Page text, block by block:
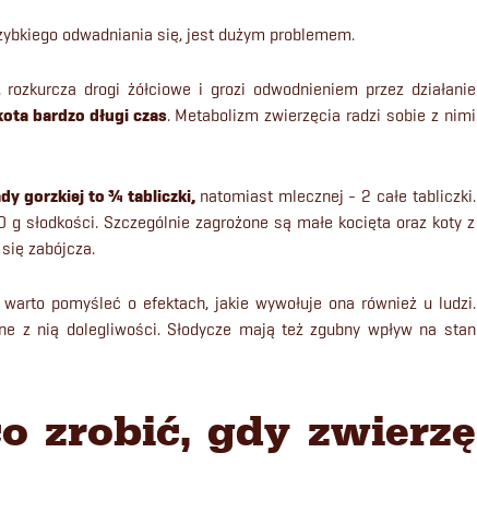
odwadniania się, jest dużym problemem.
drogi żółciowe i grozi odwodnieniem przez działanie
bardzo długi czas. Metabolizm zwierzęcia radzi sobie z nimi
gorzkiej to ¾ tabliczki, natomiast mlecznej - 2 całe tabliczki.
słodkości. Szczególnie zagrożone są małe kocięta oraz koty z
zabójcza.
warto pomyśleć o efektach, jakie wywołuje ona również u ludzi.
z nią dolegliwości. Słodycze mają też zgubny wpływ na stan
zrobić, gdy zwierzę